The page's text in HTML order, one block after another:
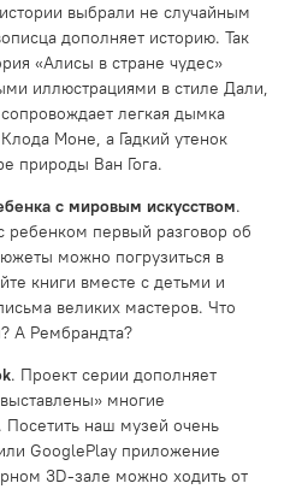
выбрали не случайным
дополняет историю. Так
«Алисы в стране чудес»
иллюстрациями в стиле Дали,
легкая дымка
Моне, а Гадкий утенок
природы Ван Гога.
с мировым искусством.
ребенком первый разговор об
можно погрузиться в
книги вместе с детьми и
великих мастеров. Что
А Рембрандта?
. Проект серии дополняет
многие
Посетить наш музей очень
GooglePlay приложение
3D-зале можно ходить от